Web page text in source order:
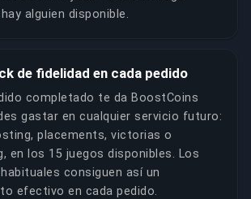
alguien disponible.
de fidelidad en cada pedido
completado te da BoostCoins
gastar en cualquier servicio futuro:
placements, victorias o
en los 15 juegos disponibles. Los
consiguen así un
efectivo en cada pedido.